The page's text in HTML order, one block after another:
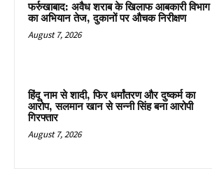
फर्रुखाबाद: अवैध शराब के खिलाफ आबकारी विभाग
का अभियान तेज, दुकानों पर औचक निरीक्षण
August 7, 2026
हिंदू नाम से शादी, फिर धर्मांतरण और दुष्कर्म का
आरोप, सलमान खान से सन्नी सिंह बना आरोपी
गिरफ्तार
August 7, 2026